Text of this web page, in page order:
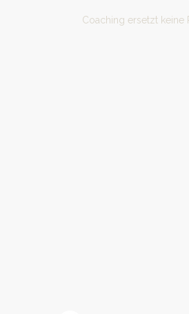
Coaching ersetzt